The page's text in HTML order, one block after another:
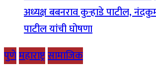
पुणेमहाराष्ट्रसामाजिक